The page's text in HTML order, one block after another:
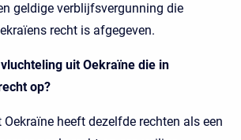
geldige verblijfsvergunning die
recht is afgegeven.
uit Oekraïne die in
op?
heeft dezelfde rechten als een